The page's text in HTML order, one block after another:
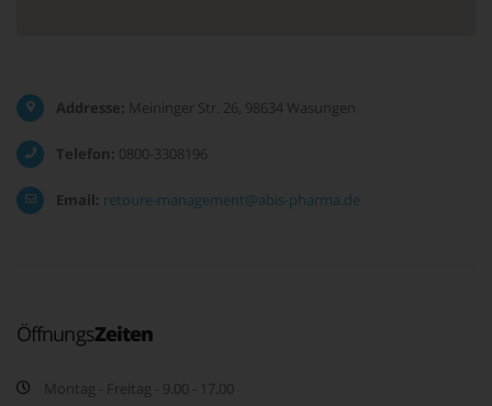
Addresse: Meininger Str. 26, 98634 Wasungen
Telefon: 0800-3308196
Email: retoure-management@abis-pharma.de
ÖffnungsZeiten
Montag - Freitag - 9.00 - 17.00